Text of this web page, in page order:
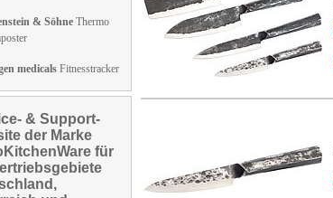
& Söhne Thermo
medicals Fitnesstracker
& Support-
der Marke
für